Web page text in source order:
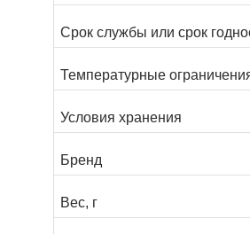
Срок службы или срок
Температурные
Условия хранения
Бренд
Вес, г